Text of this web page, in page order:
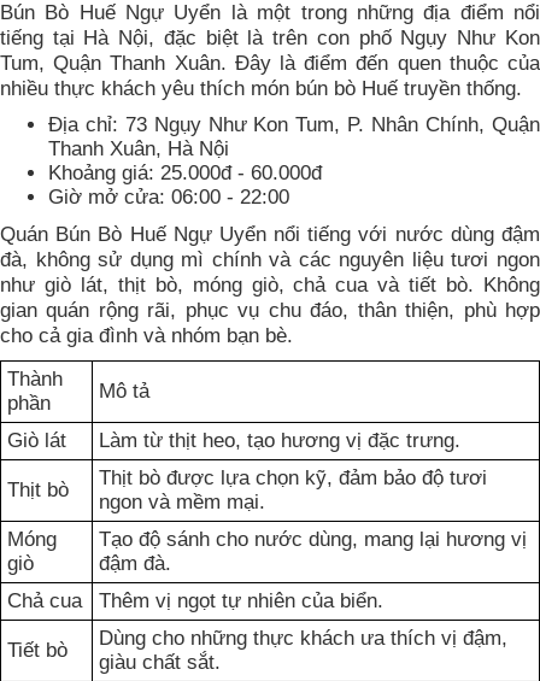
Bún Bò Huế Ngự Uyển là một trong những địa điểm nổi
tiếng tại Hà Nội, đặc biệt là trên con phố Ngụy Như Kon
Tum, Quận Thanh Xuân. Đây là điểm đến quen thuộc của
nhiều thực khách yêu thích món bún bò Huế truyền thống.
Địa chỉ: 73 Ngụy Như Kon Tum, P. Nhân Chính, Quận
Thanh Xuân, Hà Nội
Khoảng giá: 25.000đ - 60.000đ
Giờ mở cửa: 06:00 - 22:00
Quán Bún Bò Huế Ngự Uyển nổi tiếng với nước dùng đậm
đà, không sử dụng mì chính và các nguyên liệu tươi ngon
như giò lát, thịt bò, móng giò, chả cua và tiết bò. Không
gian quán rộng rãi, phục vụ chu đáo, thân thiện, phù hợp
cho cả gia đình và nhóm bạn bè.
Thành
phần
Mô tả
Giò lát Làm từ thịt heo, tạo hương vị đặc trưng.
Thịt bò
Thịt bò được lựa chọn kỹ, đảm bảo độ tươi
ngon và mềm mại.
Móng
giò
Tạo độ sánh cho nước dùng, mang lại hương vị
đậm đà.
Chả cua
Thêm vị ngọt tự nhiên của biển.
Tiết bò
Dùng cho những thực khách ưa thích vị đậm,
giàu chất sắt.